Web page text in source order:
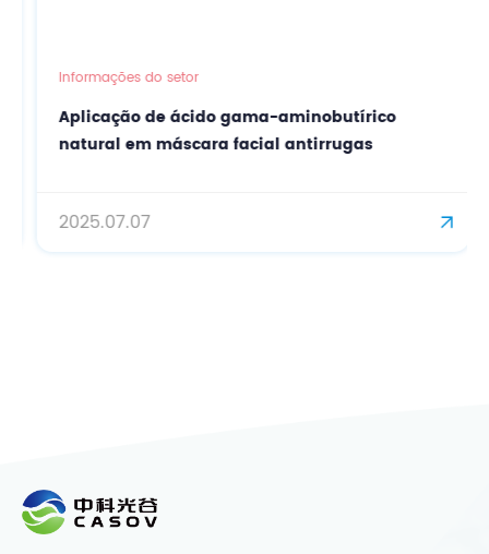
Informações do setor
Aplicação de ácido gama-aminobutírico
natural em máscara facial antirrugas
2025.07.07